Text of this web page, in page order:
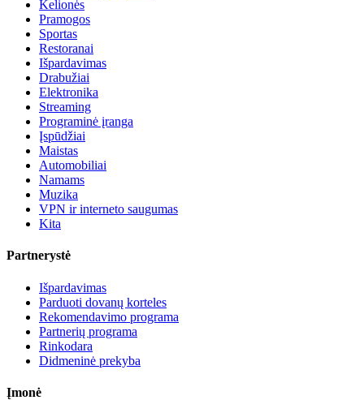
Kelionės
Pramogos
Sportas
Restoranai
Išpardavimas
Drabužiai
Elektronika
Streaming
Programinė įranga
Įspūdžiai
Maistas
Automobiliai
Namams
Muzika
VPN ir interneto saugumas
Kita
Partnerystė
Išpardavimas
Parduoti dovanų korteles
Rekomendavimo programa
Partnerių programa
Rinkodara
Didmeninė prekyba
Įmonė